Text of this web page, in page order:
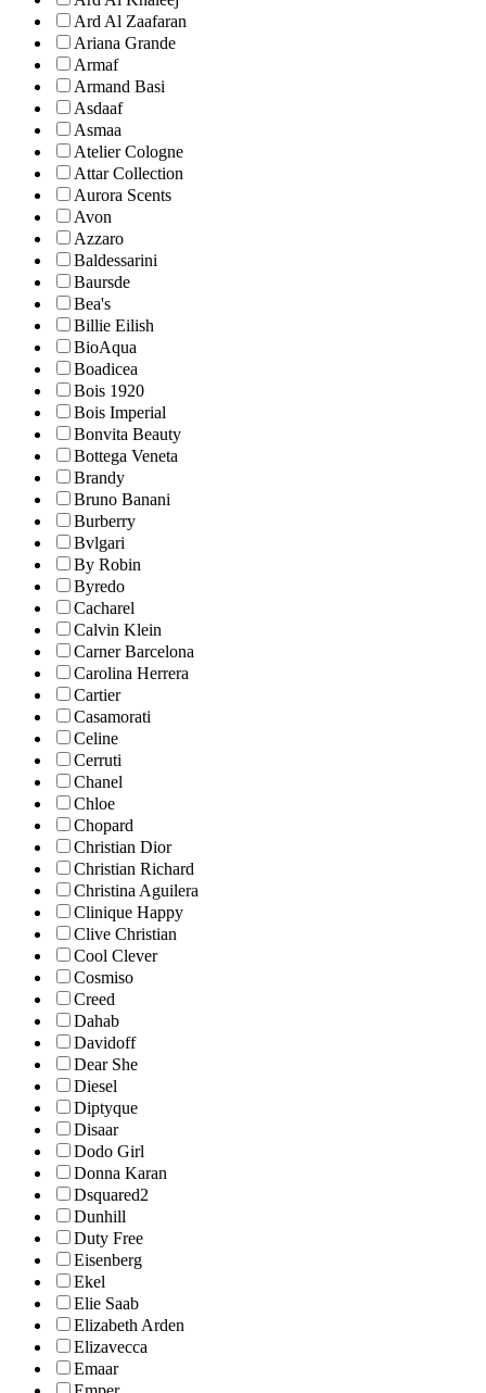
Ard Al Zaafaran
Ariana Grande
Armaf
Armand Basi
Asdaaf
Asmaa
Atelier Cologne
Attar Collection
Aurora Scents
Avon
Azzaro
Baldessarini
Baursde
Bea's
Billie Eilish
BioAqua
Boadicea
Bois 1920
Bois Imperial
Bonvita Beauty
Bottega Veneta
Brandy
Bruno Banani
Burberry
Bvlgari
By Robin
Byredo
Cacharel
Calvin Klein
Carner Barcelona
Carolina Herrera
Cartier
Casamorati
Celine
Cerruti
Chanel
Chloe
Chopard
Christian Dior
Christian Richard
Christina Aguilera
Clinique Happy
Clive Christian
Cool Clever
Cosmiso
Creed
Dahab
Davidoff
Dear She
Diesel
Diptyque
Disaar
Dodo Girl
Donna Karan
Dsquared2
Dunhill
Duty Free
Eisenberg
Ekel
Elie Saab
Elizabeth Arden
Elizavecca
Emaar